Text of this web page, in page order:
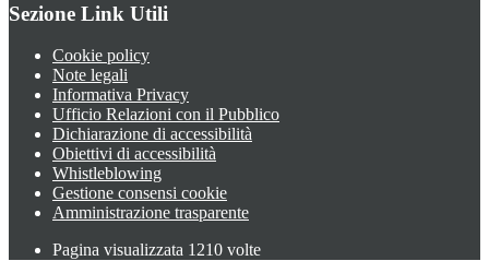
Sezione Link Utili
Cookie policy
Note legali
Informativa Privacy
Ufficio Relazioni con il Pubblico
Dichiarazione di accessibilità
Obiettivi di accessibilità
Whistleblowing
Gestione consensi cookie
Amministrazione trasparente
Pagina visualizzata 1210 volte